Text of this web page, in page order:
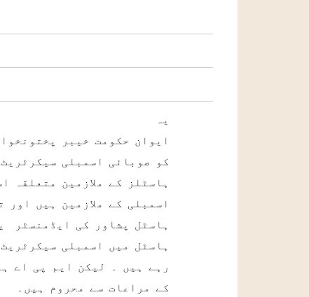
ایوان حکومت خیبر
کو صوبائی اسمبلی
ہاسٹلز کے ملازمین متعلقہ
اسمبلی کے ملازمین ہیں
ہاسٹل پشاور کی ایڈمنسٹر
ہاسٹل میں اسمبلی
رہے ہیں ۔ لیکن ایم پی اے
کے مراعات سے محروم ہیں۔